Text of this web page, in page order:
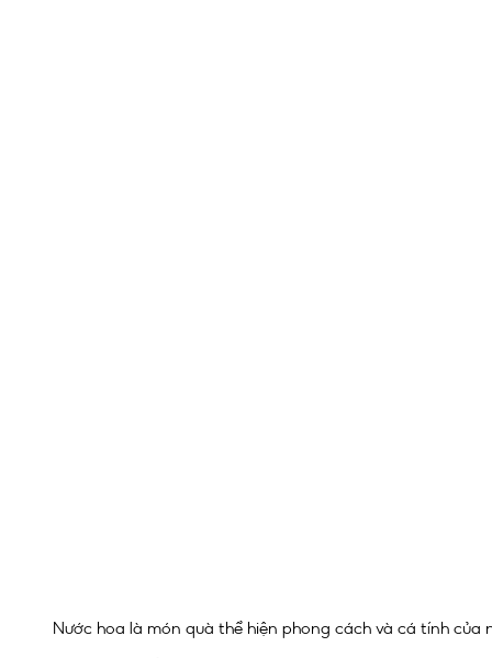
Nước hoa là món quà thể hiện phong cách và cá tính của